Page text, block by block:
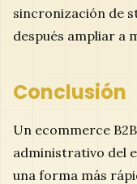
sincronización de
después ampliar a
Conclusión
Un ecommerce
administrativo del
una forma más